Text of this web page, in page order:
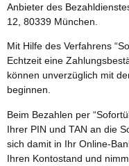
Anbieter des
12, 80339 München.
Mit Hilfe des Verfahrens
Echtzeit eine
können unverzüglich mit
beginnen.
Beim Bezahlen per
Ihrer PIN und TAN an die
sich damit in Ihr Online-
Ihren Kontostand und